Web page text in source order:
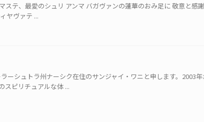
ステ、最愛のシュリ アンマ バガヴァンの蓮華のおみ足に 敬意と感
ヤヴァテ ...
ーシュトラ州ナーシク在住のサンジャイ・ワニと申します。2003年
スピリチュアルな体 ...